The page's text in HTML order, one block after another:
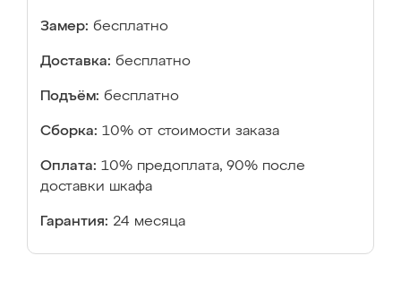
Замер: бесплатно
Доставка: бесплатно
Подъём: бесплатно
Сборка: 10% от стоимости заказа
Оплата: 10% предоплата, 90% после
доставки шкафа
Гарантия: 24 месяца